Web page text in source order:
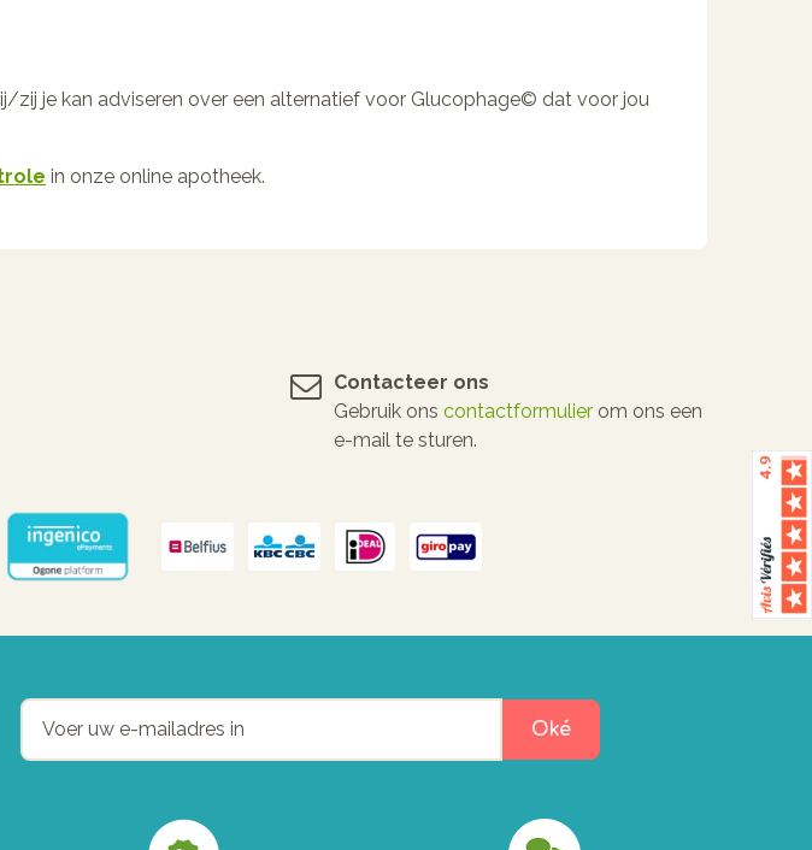
zij je kan adviseren over een alternatief voor Glucophage© dat voor jou
in onze online apotheek.
Contacteer ons
Gebruik ons contactformulier om ons een
e-mail te sturen.
Oké